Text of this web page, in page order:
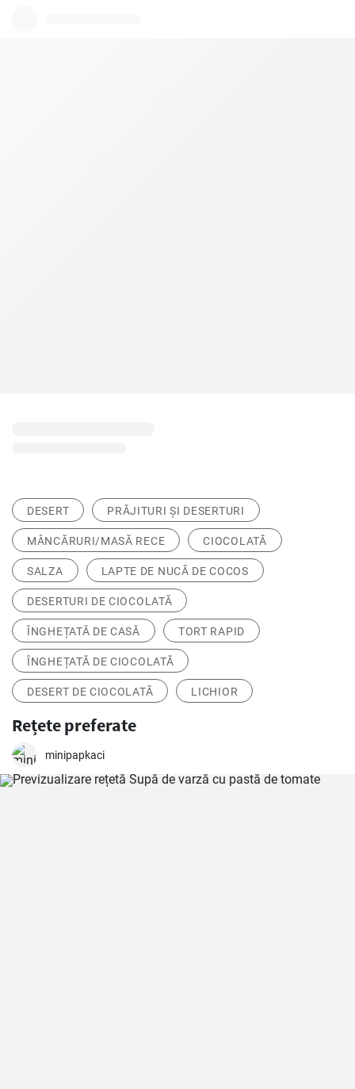
DESERT PRĂJITURI ȘI DESERTURI
MÂNCĂRURI/MASĂ RECE CIOCOLATĂ
SALZA LAPTE DE NUCĂ DE COCOS
DESERTURI DE CIOCOLATĂ
ÎNGHEȚATĂ DE CASĂ TORT RAPID
ÎNGHEȚATĂ DE CIOCOLATĂ
DESERT DE CIOCOLATĂ LICHIOR
Rețete preferate
minipapkaci